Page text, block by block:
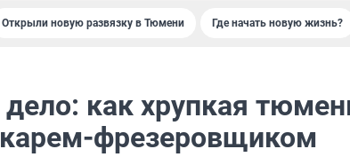
Открыли новую развязку в Тюмени Где начать новую жизнь?
как хрупкая
фрезеровщиком